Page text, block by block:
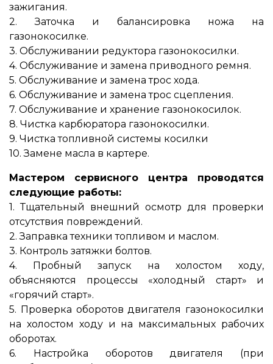
зажигания.
2. Заточка и балансировка ножа на
газонокосилке.
3. Обслуживании редуктора газонокосилки.
4. Обслуживание и замена приводного ремня.
5. Обслуживание и замена трос хода.
6. Обслуживание и замена трос сцепления.
7. Обслуживание и хранение газонокосилок.
8. Чистка карбюратора газонокосилки.
9. Чистка топливной системы косилки
10. Замене масла в картере.
Мастером сервисного центра проводятся
следующие работы:
1. Тщательный внешний осмотр для проверки
отсутствия повреждений.
2. Заправка техники топливом и маслом.
3. Контроль затяжки болтов.
4. Пробный запуск на холостом ходу,
объясняются процессы «холодный старт» и
«горячий старт».
5. Проверка оборотов двигателя газонокосилки
на холостом ходу и на максимальных рабочих
оборотах.
6. Настройка оборотов двигателя (при